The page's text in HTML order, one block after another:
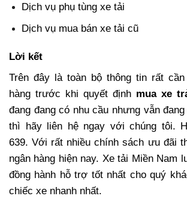
Dịch vụ phụ tùng xe tải
Dịch vụ mua bán xe tải cũ
Lời kết
Trên đây là toàn bộ thông tin rất
hàng trước khi quyết định mua xe
đang đang có nhu cầu nhưng vẫn
thì hãy liên hệ ngay với chúng tôi.
639. Với rất nhiều chính sách ưu đãi
ngân hàng hiện nay. Xe tải Miền Nam
đồng hành hỗ trợ tốt nhất cho quý
chiếc xe nhanh nhất.